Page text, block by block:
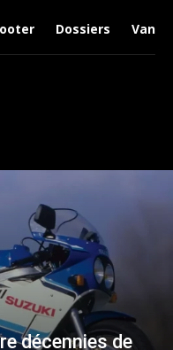
Dossiers Van
décennies de